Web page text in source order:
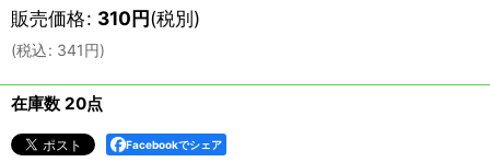
販売価格: 310円(税別)
(税込: 341円)
在庫数 20点
Facebookでシェア